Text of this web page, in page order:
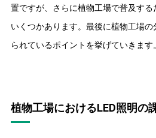
置ですが、さらに植物工場で普及す
いくつかあります。最後に植物工場の
られているポイントを挙げていきます。
植物工場におけるLED照明の